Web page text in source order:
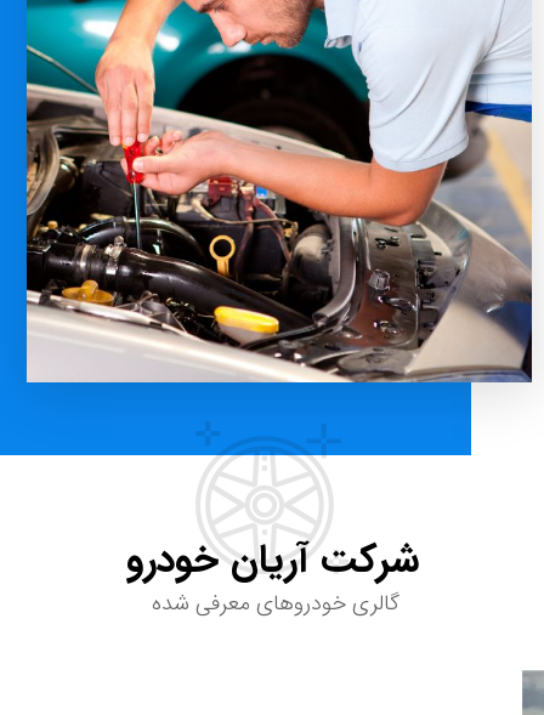
شرکت آریان خودرو
گالری خودروهای معرفی شده